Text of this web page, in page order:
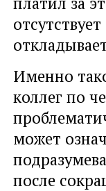
Именно
коллег по
может
после